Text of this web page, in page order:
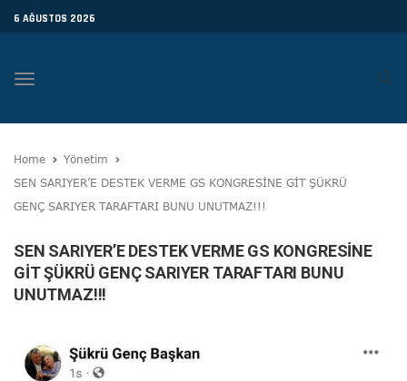
6 AĞUSTOS 2026
Toggle
Home
Yönetim
SEN SARIYER’E DESTEK VERME GS KONGRESİNE GİT ŞÜKRÜ
GENÇ SARIYER TARAFTARI BUNU UNUTMAZ!!!
SEN SARIYER’E DESTEK VERME GS KONGRESİNE
GİT ŞÜKRÜ GENÇ SARIYER TARAFTARI BUNU
UNUTMAZ!!!